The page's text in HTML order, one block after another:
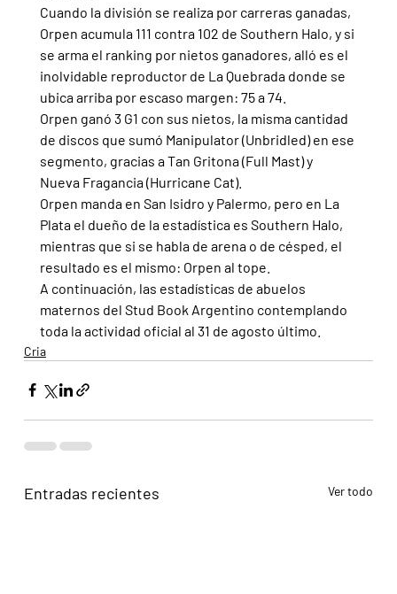
Cuando la división se realiza por carreras ganadas,
Orpen acumula 111 contra 102 de Southern Halo, y si
se arma el ranking por nietos ganadores, alló es el
inolvidable reproductor de La Quebrada donde se
ubica arriba por escaso margen: 75 a 74.
Orpen ganó 3 G1 con sus nietos, la misma cantidad
de discos que sumó Manipulator (Unbridled) en ese
segmento, gracias a Tan Gritona (Full Mast) y
Nueva Fragancia (Hurricane Cat).
Orpen manda en San Isidro y Palermo, pero en La
Plata el dueño de la estadística es Southern Halo,
mientras que si se habla de arena o de césped, el
resultado es el mismo: Orpen al tope.
A continuación, las estadísticas de abuelos
maternos del Stud Book Argentino contemplando
toda la actividad oficial al 31 de agosto último.
Cria
Entradas recientes Ver todo